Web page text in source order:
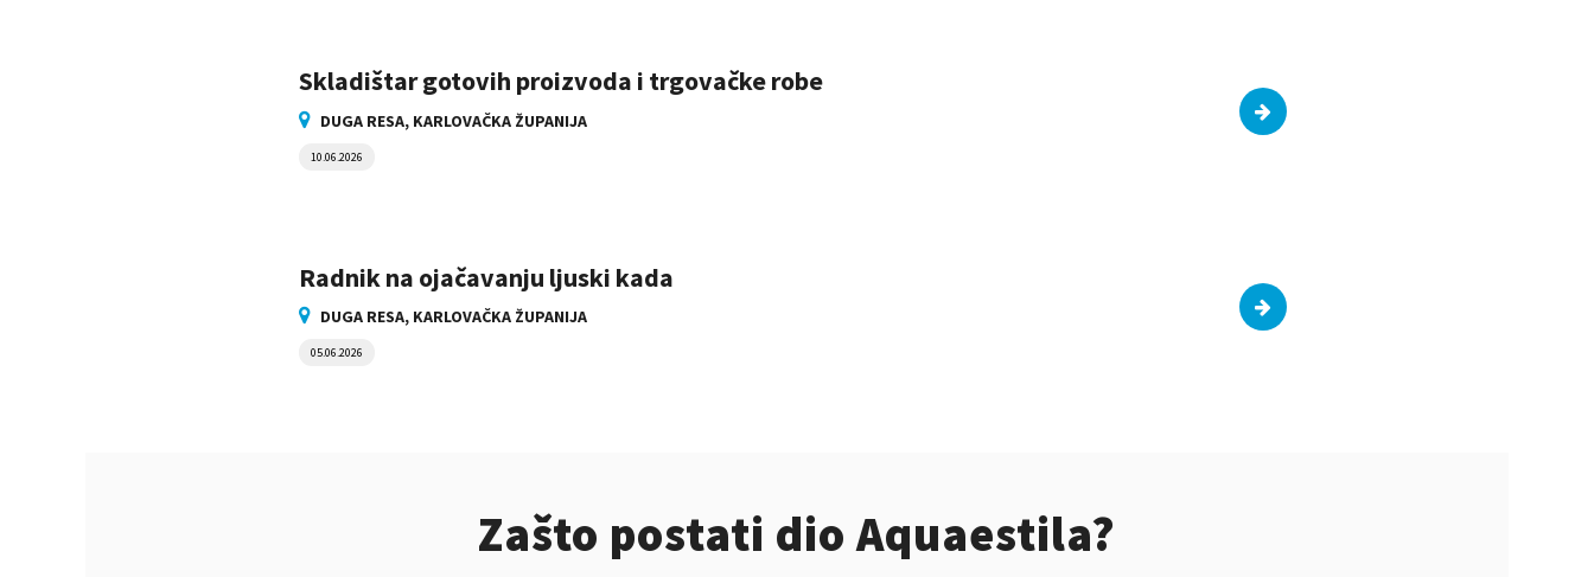
Skladištar gotovih proizvoda i trgovačke robe
DUGA RESA, KARLOVAČKA ŽUPANIJA
10.06.2026
Radnik na ojačavanju ljuski kada
DUGA RESA, KARLOVAČKA ŽUPANIJA
05.06.2026
Zašto postati dio Aquaestila?